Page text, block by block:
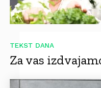
TEKST DANA
Za vas